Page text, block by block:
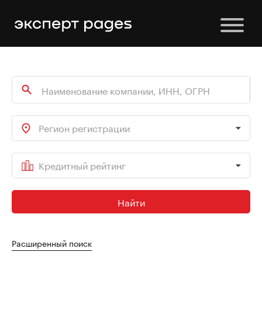
Регион регистрации
Кредитный рейтинг
Найти
Расширенный поиск